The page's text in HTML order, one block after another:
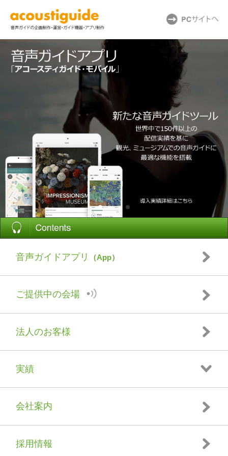
音声ガイドアプリ （App）
ご提供中の会場
法人のお客様
実績
会社案内
採用情報